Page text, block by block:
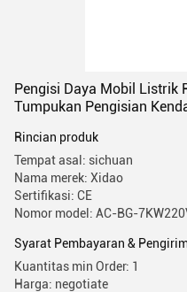
Pengisi Daya Mobil Listrik
Tumpukan Pengisian
Rincian produk
Tempat asal: sichuan
Nama merek: Xidao
Sertifikasi: CE
Nomor model: AC-BG-
Syarat Pembayaran &
Kuantitas min Order: 1
Harga: negotiate